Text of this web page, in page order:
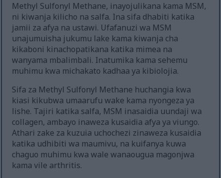
Methyl Sulfonyl Methane, inayojulikana kama MSM,
ni kiwanja kilicho na salfa. Ina sifa dhabiti katika
jamii za afya na ustawi. Ufafanuzi wa MSM
unajumuisha jukumu lake kama kiwanja cha
kikaboni kinachopatikana katika mimea na
wanyama mbalimbali. Inatumika kama sehemu
muhimu kwa michakato kadhaa ya kibiolojia.
Sifa za Methyl Sulfonyl Methane huchangia kwa
kiasi kikubwa umaarufu wake kama nyongeza ya
lishe. Tajiri katika salfa, MSM inasaidia uundaji wa
collagen, ambayo inaweza kusaidia afya ya viungo.
Athari zake za kuzuia uchochezi zinaweza kusaidia
katika udhibiti wa maumivu, na kuifanya kuwa
chaguo muhimu kwa wale wanaougua magonjwa
kama vile arthritis.